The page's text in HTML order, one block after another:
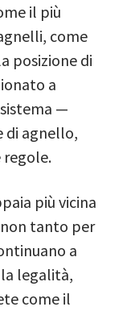
il più
come
posizione di
a
—
di agnello,
più vicina
tanto per
a
legalità,
come il